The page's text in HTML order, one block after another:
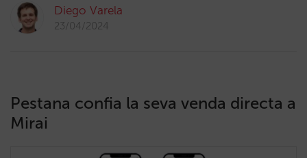
Diego Varela
23/04/2024
Pestana confia la seva venda directa a
Mirai